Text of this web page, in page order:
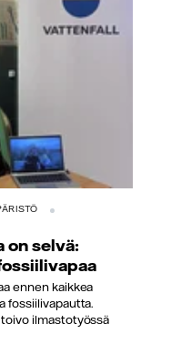
on selvä:
ennen kaikkea
fossiilivapautta.
ilmastotyössä